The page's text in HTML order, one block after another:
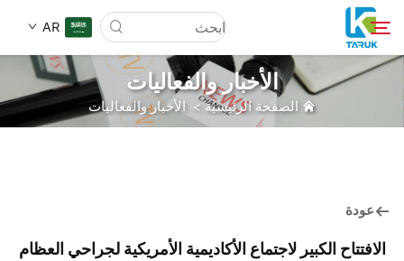
AR
الأخبار والفعاليات
الصفحة الرئيسية> الأخبار والفعاليات
عودة
الافتتاح الكبير لاجتماع الأكاديمية الأمريكية لجراحي العظام